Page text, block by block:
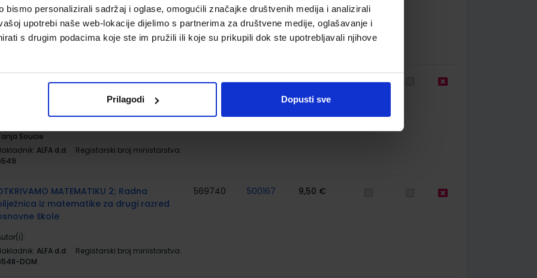
bismo personalizirali sadržaj i oglase, omogućili značajke društvenih medija i analizirali
upotrebi naše web-lokacije dijelimo s partnerima za društvene medije, oglašavanje i
s drugim podacima koje ste im pružili ili koje su prikupili dok ste upotrebljavali njihove
Prilagodi Dopusti sve
Dubravka Glasnović Gracin Gabriela Žokalj
Soucie
ALFA d.d.
Registarski broj ministarstva:
OTKRIVAMO MATEMATIKU 2; 2. dio, radni
Soucie
ALFA d.d.
Registarski broj ministarstva:
567057 500167 10,86 €
MATEMATIKU 2; Radna
iz matematike za drugi razred
škole
ALFA d.d.
Registarski broj ministarstva:
DOM
569740 500167 9,50 €